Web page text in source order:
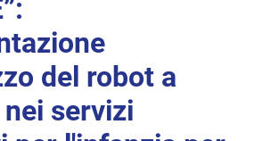
del robot a
servizi